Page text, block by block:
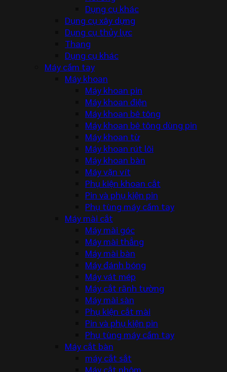
Dụng cụ khác
Dụng cụ xây dựng
Dụng cụ thủy lực
Thang
Dụng cụ khác
Máy cầm tay
Máy khoan
Máy khoan pin
Máy khoan điện
Máy khoan bê tông
Máy khoan bê tông dùng pin
Máy khoan từ
Máy khoan rút lõi
Máy khoan bàn
Máy vặn vít
Phụ kiện khoan cắt
Pin và phụ kiện pin
Phụ tùng máy cầm tay
Máy mài cắt
Máy mài góc
Máy mài thẳng
Máy mài bàn
Máy đánh bóng
Máy vát mép
Máy cắt rãnh tường
Máy mài sàn
Phụ kiện cắt mài
Pin và phụ kiện pin
Phụ tùng máy cầm tay
Máy cắt bàn
máy cắt sắt
Máy cắt nhôm